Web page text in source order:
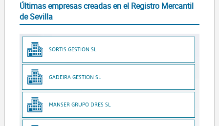
Últimas empresas creadas en el Registro Mercantil
de Sevilla
SORTIS GESTION SL
GADEIRA GESTION SL
MANSER GRUPO DRES SL